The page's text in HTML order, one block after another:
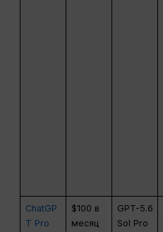
ChatGP
T Pro
$100 в
месяц
GPT-5.6
Sol Pro